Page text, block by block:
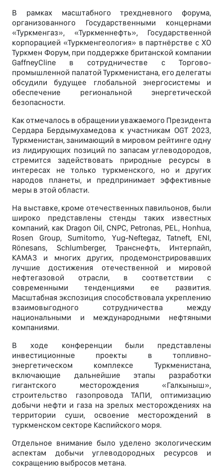
В рамках масштабного трехдневного форума,
организованного Государственными концернами
«Туркменгаз», «Туркменнефть», Государственной
корпорацией «Туркменгеология» в партнёрстве с ХО
Туркмен Форум, при поддержке британской компании
GaffneyCline в сотрудничестве с Торгово-
промышленной палатой Туркменистана, его делегаты
обсудили будущее глобальной энергосистемы и
обеспечение региональной энергетической
безопасности.
Как отмечалось в обращении уважаемого Президента
Сердара Бердымухамедова к участникам OGT 2023,
Туркменистан, занимающий в мировом рейтинге одну
из лидирующих позиций по запасам углеводородов,
стремится задействовать природные ресурсы в
интересах не только туркменского, но и других
народов планеты, и предпринимает эффективные
меры в этой области.
На выставке, кроме отечественных павильонов, были
широко представлены стенды таких известных
компаний, как Dragon Oil, CNPC, Petronas, PEL, Honhua,
Rosen Group, Sumitomo, Yug-Neftegaz, Tatneft, ENI,
Rönesans, Schlumberger, Транснефть, Интерпайп,
КАМАЗ и многих других, продемонстрировавших
лучшие достижения отечественной и мировой
нефтегазовой отрасли, в соответствии с
современными тенденциями ее развития.
Масштабная экспозиция способствовала укреплению
взаимовыгодного сотрудничества между
национальными и международными нефтяными
компаниями.
В ходе конференции были представлены
инвестиционные проекты в топливно-
энергетическом комплексе Туркменистана,
включающие дальнейшие этапы разработки
гигантского месторождения «Галкыныш»,
строительство газопровода ТАПИ, оптимизацию
добычи нефти и газа на зрелых месторождениях на
территории суши, освоение месторождений в
туркменском секторе Каспийского моря.
Отдельное внимание было уделено экологическим
аспектам добычи углеводородных ресурсов и
сокращению выбросов метана.